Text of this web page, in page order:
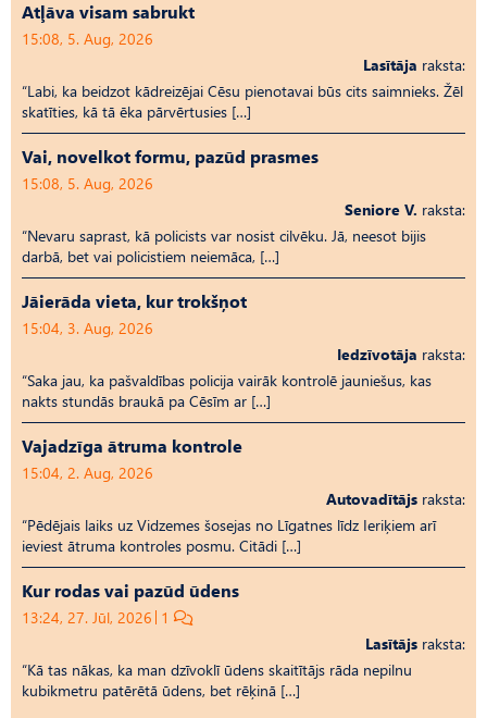
Atļāva visam sabrukt
15:08, 5. Aug, 2026
Lasītāja raksta:
“Labi, ka beidzot kādreizējai Cēsu pienotavai būs cits saimnieks. Žēl
skatīties, kā tā ēka pārvērtusies […]
Vai, novelkot formu, pazūd prasmes
15:08, 5. Aug, 2026
Seniore V. raksta:
“Nevaru saprast, kā policists var nosist cilvēku. Jā, neesot bijis
darbā, bet vai policistiem neiemāca, […]
Jāierāda vieta, kur trokšņot
15:04, 3. Aug, 2026
Iedzīvotāja raksta:
“Saka jau, ka pašvaldības policija vairāk kontrolē jauniešus, kas
nakts stundās braukā pa Cēsīm ar […]
Vajadzīga ātruma kontrole
15:04, 2. Aug, 2026
Autovadītājs raksta:
“Pēdējais laiks uz Vid­ze­mes šosejas no Līgatnes līdz Ieriķiem arī
ieviest ātruma kontroles posmu. Citādi […]
Kur rodas vai pazūd ūdens
13:24, 27. Jūl, 2026 1
Lasītājs raksta:
“Kā tas nākas, ka man dzīvoklī ūdens skaitītājs rāda nepilnu
kubikmetru patērētā ūdens, bet rēķinā […]